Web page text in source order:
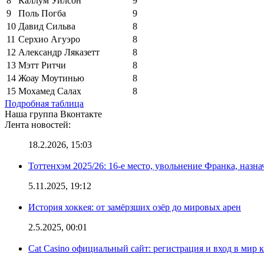
9
Поль Погба
9
10 Давид Сильва
8
11 Серхио Агуэро
8
12 Александр Ляказетт
8
13 Мэтт Ритчи
8
14 Жоау Моутинью
8
15 Мохамед Салах
8
Подробная таблица
Наша группа Вконтакте
Лента новостей:
18.2.2026, 15:03
Тоттенхэм 2025/26: 16-е место, увольнение Франка,
5.11.2025, 19:12
История хоккея: от замёрзших озёр до мировых арен
2.5.2025, 00:01
Cat Casino официальный сайт: регистрация и вход в мир